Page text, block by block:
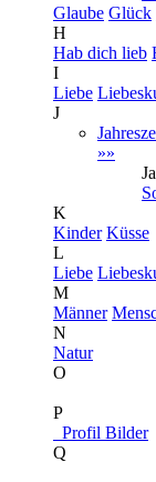
Glaube Glück
H
Hab dich lieb
I
Liebe
J
»»
K
Kinder Küsse
L
Liebe
M
Männer
N
Natur
O
P
Profil Bilder
Q